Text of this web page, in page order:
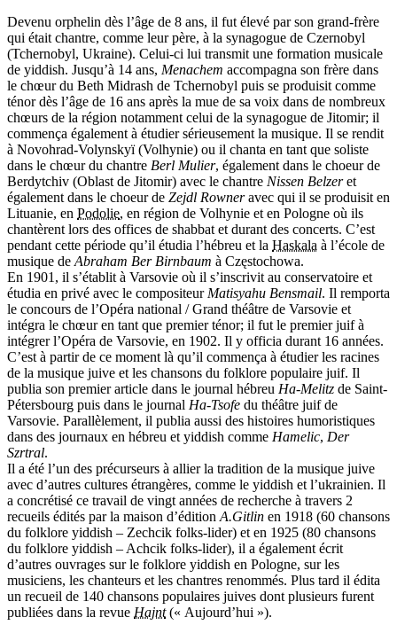
Devenu orphelin dès l’âge de 8 ans, il fut élevé par son grand-frère
qui était chantre, comme leur père, à la synagogue de Czernobyl
(Tchernobyl, Ukraine). Celui-ci lui transmit une formation musicale
de yiddish. Jusqu’à 14 ans, Menachem accompagna son frère dans
le chœur du Beth Midrash de Tchernobyl puis se produisit comme
ténor dès l’âge de 16 ans après la mue de sa voix dans de nombreux
chœurs de la région notamment celui de la synagogue de Jitomir; il
commença également à étudier sérieusement la musique. Il se rendit
à Novohrad-Volynskyï (Volhynie) ou il chanta en tant que soliste
dans le chœur du chantre Berl Mulier, également dans le choeur de
Berdytchiv (Oblast de Jitomir) avec le chantre Nissen Belzeret
également dans le choeur de Zejdl Rowneravec qui il se produisit en
Lituanie, en Podolie, en région de Volhynie et en Pologne où ils
chantèrent lors des offices de shabbat et durant des concerts. C’est
pendant cette période qu’il étudia l’hébreu et la Haskala à l’école de
musique de Abraham Ber Birnbaum à Częstochowa.
En 1901, il s’établit à Varsovie où il s’inscrivit au conservatoire et
étudia en privé avec le compositeur Matisyahu Bensmail. Il remporta
le concours de l’Opéra national / Grand théâtre de Varsovie et
intégra le chœur en tant que premier ténor; il fut le premier juif à
intégrer l’Opéra de Varsovie, en 1902. Il y officia durant 16 années.
C’est à partir de ce moment là qu’il commença à étudier les racines
de la musique juive et les chansons du folklore populaire juif. Il
publia son premier article dans le journal hébreu Ha-Melitz de Saint-
Pétersbourg puis dans le journal Ha-Tsofe du théâtre juif de
Varsovie. Parallèlement, il publia aussi des histoires humoristiques
dans des journaux en hébreu et yiddish comme Hamelic, Der
Szrtral.
Il a été l’un des précurseurs à allier la tradition de la musique juive
avec d’autres cultures étrangères, comme le yiddish et l’ukrainien. Il
a concrétisé ce travail de vingt années de recherche à travers 2
recueils édités par la maison d’édition A.Gitlin en 1918 (60 chansons
du folklore yiddish – Zechcik folks-lider) et en 1925 (80 chansons
du folklore yiddish – Achcik folks-lider), il a également écrit
d’autres ouvrages sur le folklore yiddish en Pologne, sur les
musiciens, les chanteurs et les chantres renommés. Plus tard il édita
un recueil de 140 chansons populaires juives dont plusieurs furent
publiées dans la revue Hajnt(« Aujourd’hui »).